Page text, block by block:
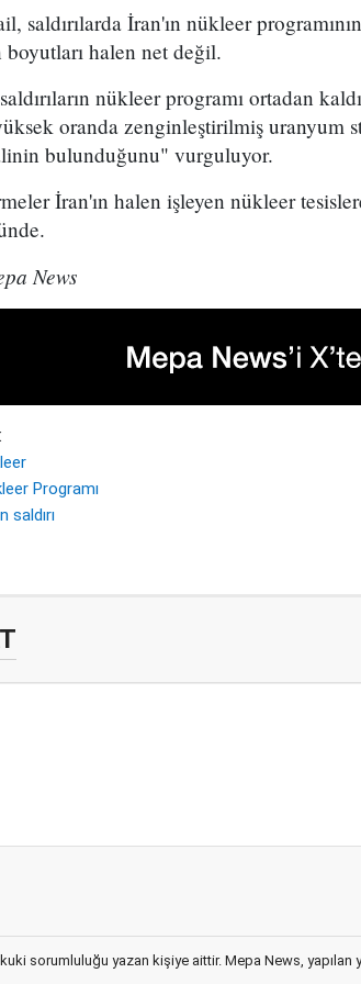
saldırılarda İran'ın nükleer
boyutları halen net değil.
nükleer programı ortadan
oranda zenginleştirilmiş uranyum
bulunduğunu" vurguluyor.
İran'ın halen işleyen nükleer
News
Programı
saldırı
sorumluluğu yazan kişiye aittir. Mepa News,